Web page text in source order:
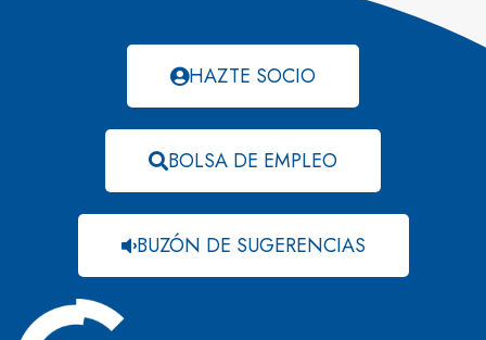
HAZTE SOCIO
BOLSA DE EMPLEO
BUZÓN DE SUGERENCIAS